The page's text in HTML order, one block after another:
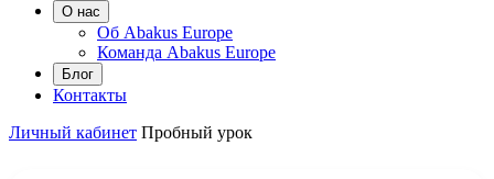
О нас
Об Abakus Europe
Команда Abakus Europe
Блог
Контакты
Личный кабинет Пробный урок